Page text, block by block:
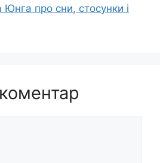
Юнга про сни, стосунки і